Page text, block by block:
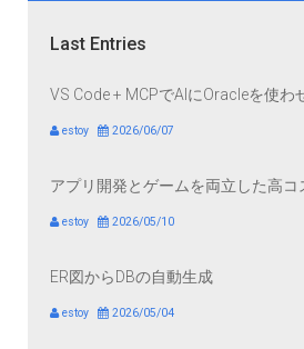
Last Entries
VS Code + MCPでAIにOracleを使わ
estoy 2026/06/07
アプリ開発とゲームを両立した高コ
estoy 2026/05/10
ER図からDBの自動生成
estoy 2026/05/04